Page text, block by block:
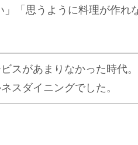
」「思うように料理が作
スがあまりなかった時代
スダイニングでした。